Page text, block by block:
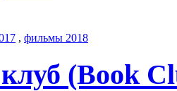
, фильмы 2018
(Book